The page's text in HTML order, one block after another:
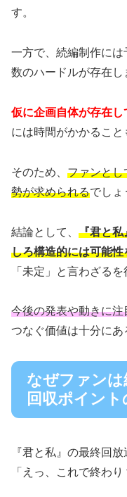
す。
一方で、続編制作に
数のハードルが存在し
仮に企画自体が存在し
には時間がかかること
そのため、 ファンとし
勢が求められるでしょ
結論として、 『君と私
しろ構造的には可能性
「未定」と言わざるを
今後の発表や動きに注
つなぐ価値は十分にあ
なぜファン
回収ポイント
『君と私』の最終回
「えっ、これで終わ